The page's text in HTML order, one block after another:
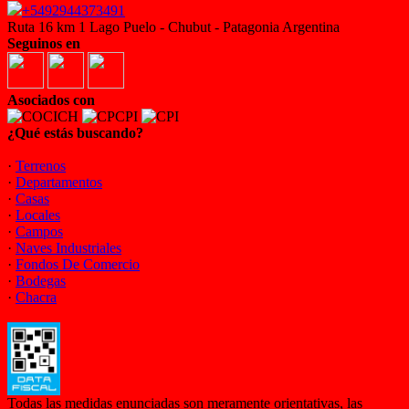
+5492944373491
Ruta 16 km 1 Lago Puelo - Chubut - Patagonia Argentina
Seguinos en
Asociados con
¿Qué estás buscando?
· Terrenos
· Departamentos
· Casas
· Locales
· Campos
· Naves Industriales
· Fondos De Comercio
· Bodegas
· Chacra
Todas las medidas enunciadas son meramente orientativas, las